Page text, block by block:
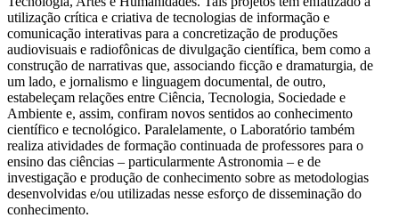
utilização crítica e criativa de tecnologias de informação e
comunicação interativas para a concretização de produções
audiovisuais e radiofônicas de divulgação científica, bem como a
construção de narrativas que, associando ficção e dramaturgia, de
um lado, e jornalismo e linguagem documental, de outro,
estabeleçam relações entre Ciência, Tecnologia, Sociedade e
Ambiente e, assim, confiram novos sentidos ao conhecimento
científico e tecnológico. Paralelamente, o Laboratório também
realiza atividades de formação continuada de professores para o
ensino das ciências – particularmente Astronomia – e de
investigação e produção de conhecimento sobre as metodologias
desenvolvidas e/ou utilizadas nesse esforço de disseminação do
conhecimento.